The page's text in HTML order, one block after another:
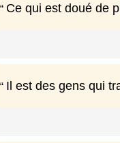
Ce qui est doué de
Il est des gens qui